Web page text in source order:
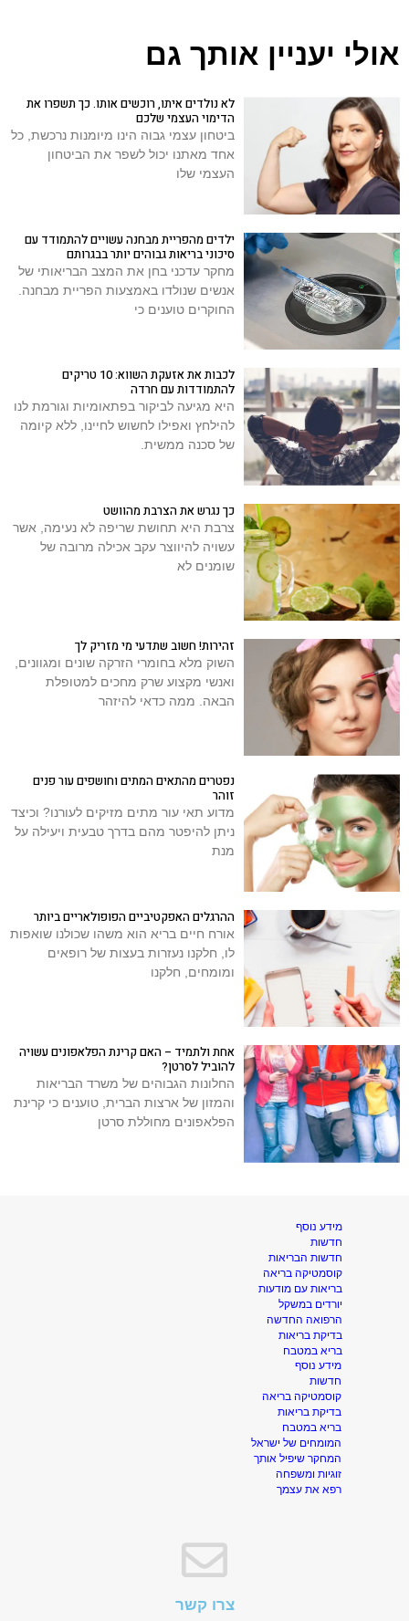
אולי יעניין אותך גם
לא נולדים איתו, רוכשים אותו. כך תשפרו את
הדימוי העצמי שלכם
ביטחון עצמי גבוה הינו מיומנות נרכשת, כל
אחד מאתנו יכול לשפר את הביטחון
העצמי שלו
ילדים מהפריית מבחנה עשויים להתמודד עם
סיכוני בריאות גבוהים יותר בבגרותם
מחקר עדכני בחן את המצב הבריאותי של
אנשים שנולדו באמצעות הפריית מבחנה.
החוקרים טוענים כי
לכבות את אזעקת השווא: 10 טריקים
להתמודדות עם חרדה
היא מגיעה לביקור בפתאומיות וגורמת לנו
להילחץ ואפילו לחשוש לחיינו, ללא קיומה
של סכנה ממשית.
כך נגרש את הצרבת מהוושט
צרבת היא תחושת שריפה לא נעימה, אשר
עשויה להיווצר עקב אכילה מרובה של
שומנים לא
זהירות! חשוב שתדעי מי מזריק לך
השוק מלא בחומרי הזרקה שונים ומגוונים,
ואנשי מקצוע שרק מחכים למטופלת
הבאה. ממה כדאי להיזהר
נפטרים מהתאים המתים וחושפים עור פנים
זוהר
מדוע תאי עור מתים מזיקים לעורנו? וכיצד
ניתן להיפטר מהם בדרך טבעית ויעילה על
מנת
ההרגלים האפקטיביים הפופולאריים ביותר
אורח חיים בריא הוא משהו שכולנו שואפות
לו, חלקנו נעזרות בעצות של רופאים
ומומחים, חלקנו
אחת ולתמיד – האם קרינת הפלאפונים עשויה
להוביל לסרטן?
החלונות הגבוהים של משרד הבריאות
והמזון של ארצות הברית, טוענים כי קרינת
הפלאפונים מחוללת סרטן
מידע נוסף
חדשות
חדשות הבריאות
קוסמטיקה בריאה
בריאות עם מודעות
יורדים במשקל
הרפואה החדשה
בדיקת בריאות
בריא במטבח
מידע נוסף
חדשות
קוסמטיקה בריאה
בדיקת בריאות
בריא במטבח
המומחים של ישראל
המחקר שיפיל אותך
זוגיות ומשפחה
רפא את עצמך
צרו קשר